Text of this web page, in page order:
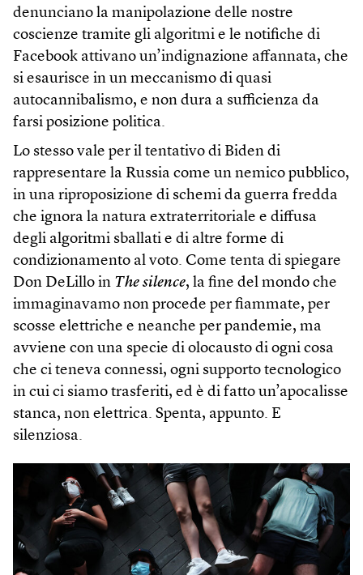
denunciano la manipolazione delle nostre
coscienze tramite gli algoritmi e le notifiche di
Facebook attivano un’indignazione affannata, che
si esaurisce in un meccanismo di quasi
autocannibalismo, e non dura a sufficienza da
farsi posizione politica.
Lo stesso vale per il tentativo di Biden di
rappresentare la Russia come un nemico pubblico,
in una riproposizione di schemi da guerra fredda
che ignora la natura extraterritoriale e diffusa
degli algoritmi sballati e di altre forme di
condizionamento al voto. Come tenta di spiegare
Don DeLillo in The silence, la fine del mondo che
immaginavamo non procede per fiammate, per
scosse elettriche e neanche per pandemie, ma
avviene con una specie di olocausto di ogni cosa
che ci teneva connessi, ogni supporto tecnologico
in cui ci siamo trasferiti, ed è di fatto un’apocalisse
stanca, non elettrica. Spenta, appunto. E
silenziosa.